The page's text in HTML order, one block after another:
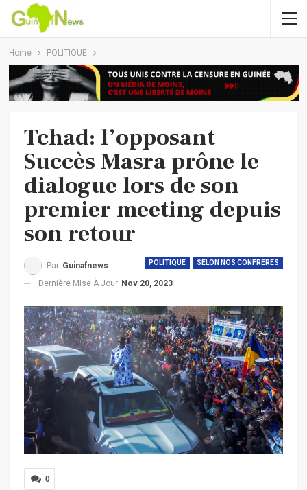
Home POLITIQUE
Tchad: l’opposant
Succès Masra prône le
dialogue lors de son
premier meeting depuis
son retour
POLITIQUE SELON NOS CONFRERES
Par Guinafnews
Dernière Mise À Jour Nov 20, 2023
0